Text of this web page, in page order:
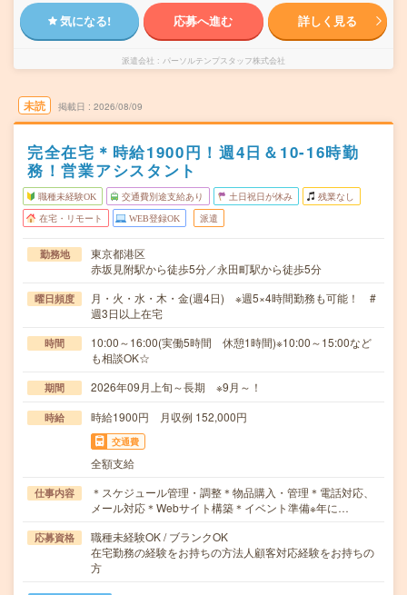
気になる! 応募へ進む 詳しく見る
派遣会社 パーソルテンプスタッフ株式会社
未読 掲載日 2026/08/09
完全在宅＊時給1900円！週4日＆10-16時勤
務！営業アシスタント
職種未経験OK 交通費別途支給あり 土日祝日が休み 残業なし
在宅・リモート WEB登録OK 派遣
勤務地
東京都港区
赤坂見附駅から徒歩5分／永田町駅から徒歩5分
曜日頻度
月・火・水・木・金(週4日) ※週5×4時間勤務も可能！ #
週3日以上在宅
時間
10:00～16:00(実働5時間 休憩1時間)※10:00～15:00など
も相談OK☆
期間 2026年09月上旬～長期 ※9月～！
時給 時給1900円 月収例 152,000円
交通費
全額支給
仕事内容
＊スケジュール管理・調整＊物品購入・管理＊電話対応、
メール対応＊Webサイト構築＊イベント準備※年に…
応募資格
職種未経験OK / ブランクOK
在宅勤務の経験をお持ちの方法人顧客対応経験をお持ちの
方